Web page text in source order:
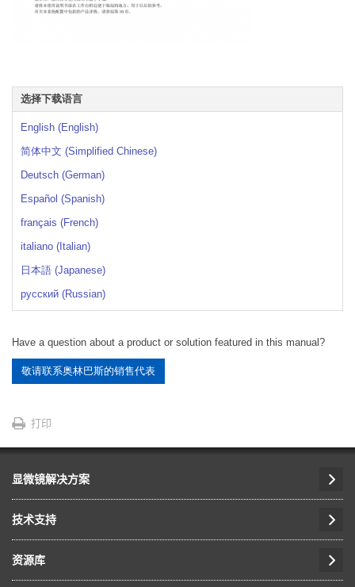
选择下载语言
English (English)
简体中文 (Simplified Chinese)
Deutsch (German)
Español (Spanish)
français (French)
italiano (Italian)
日本語 (Japanese)
русский (Russian)
Have a question about a product or solution featured in this manual?
敬请联系奥林巴斯的销售代表
打印
显微镜解决方案
技术支持
资源库